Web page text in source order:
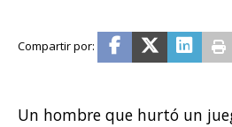
Un hombre que hurtó un